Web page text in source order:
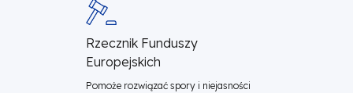
Wielkopolski
Rzecznik Funduszy
Europejskich
Pomoże rozwiązać spory i niejasności